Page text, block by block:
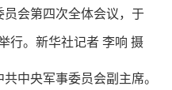
会第四次全体会议，于
行。新华社记者 李响 摄
中央军事委员会副主席。